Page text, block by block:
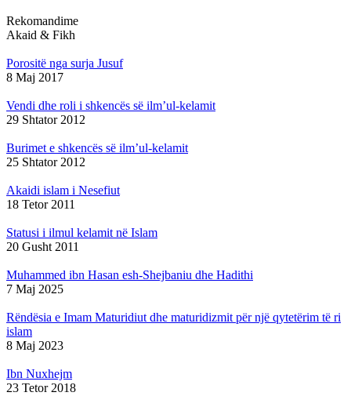
Rekomandime
Akaid & Fikh
Porositë nga surja Jusuf
8 Maj 2017
Vendi dhe roli i shkencës së ilm’ul-kelamit
29 Shtator 2012
Burimet e shkencës së ilm’ul-kelamit
25 Shtator 2012
Akaidi islam i Nesefiut
18 Tetor 2011
Statusi i ilmul kelamit në Islam
20 Gusht 2011
Muhammed ibn Hasan esh-Shejbaniu dhe Hadithi
7 Maj 2025
Rëndësia e Imam Maturidiut dhe maturidizmit për një qytetërim të ri
islam
8 Maj 2023
Ibn Nuxhejm
23 Tetor 2018